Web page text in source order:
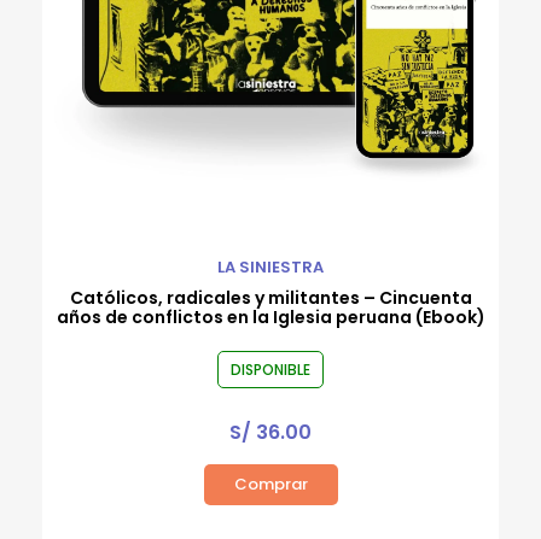
LA SINIESTRA
Católicos, radicales y militantes – Cincuenta
años de conflictos en la Iglesia peruana (Ebook)
DISPONIBLE
S/ 36.00
Comprar